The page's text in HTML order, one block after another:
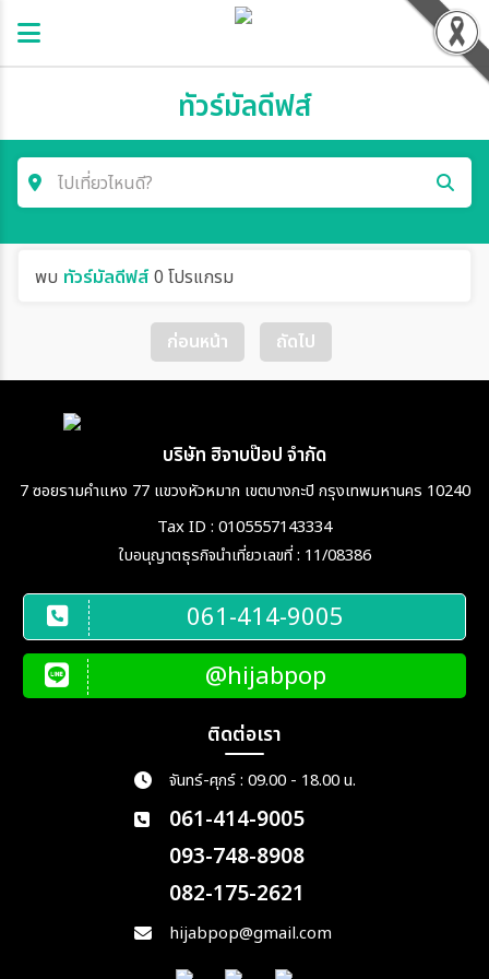
ทัวร์มัลดีฟส์
ไปเที่ยวไหนดี?
คำค้นหา
ค้นหาประเทศ
ค้นหาเมือง
ถึงวันที่
ระหว่าง
ค้นหา
พบ ทัวร์มัลดีฟส์ 0 โปรแกรม
ก่อนหน้า ถัดไป
บริษัท ฮิจาบป๊อป จำกัด
7 ซอยรามคำแหง 77 แขวงหัวหมาก เขตบางกะปิ กรุงเทพมหานคร 10240
Tax ID : 0105557143334
ใบอนุญาตธุรกิจนำเที่ยวเลขที่ : 11/08386
061-414-9005
@hijabpop
ติดต่อเรา
จันทร์-ศุกร์ : 09.00 - 18.00 น.
061-414-9005
093-748-8908
082-175-2621
hijabpop@gmail.com